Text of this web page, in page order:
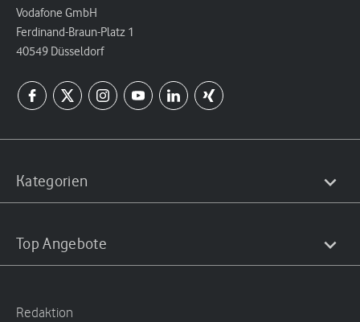
Vodafone GmbH
Ferdinand-Braun-Platz 1
40549 Düsseldorf
Kategorien
Top Angebote
Redaktion